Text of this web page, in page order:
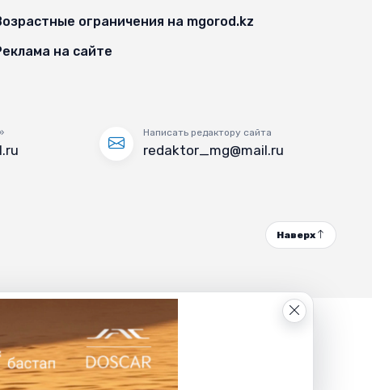
ограничения на mgorod.kz
на сайте
Написать редактору сайта
redaktor_mg@mail.ru
Наверх